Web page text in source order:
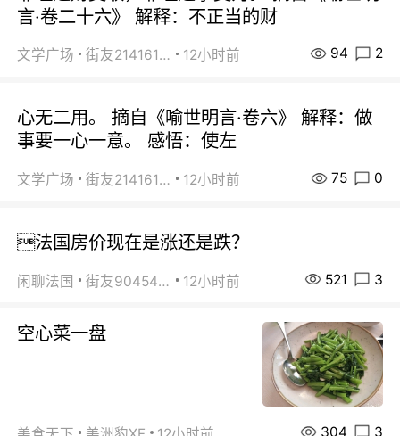
言·卷二十六》 解释：不正当的财
文学广场 街友21416156 12小时前 94 2
心无二用。 摘自《喻世明言·卷六》 解释：做
事要一心一意。 感悟：使左
文学广场 街友21416156 12小时前 75 0
法国房价现在是涨还是跌？
闲聊法国 街友90454511 12小时前 521 3
空心菜一盘
304 3